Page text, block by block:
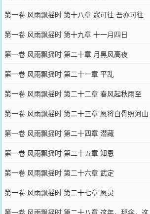
第一卷 风雨飘摇时 第十八章 寇可往 吾亦可往
第一卷 风雨飘摇时 第十九章 十一月四日
第一卷 风雨飘摇时 第二十章 月黑风高夜
第一卷 风雨飘摇时 第二十一章 平乱
第一卷 风雨飘摇时 第二十二章 春风起秋雨至
第一卷 风雨飘摇时 第二十三章 愿将白骨照河山
第一卷 风雨飘摇时 第二十四章 潜藏
第一卷 风雨飘摇时 第二十五章 知恩
第一卷 风雨飘摇时 第二十六章 武定
第一卷 风雨飘摇时 第二十七章 愿灵
第一卷 风雨飘摇时 第二十八章 这年，那伞，这